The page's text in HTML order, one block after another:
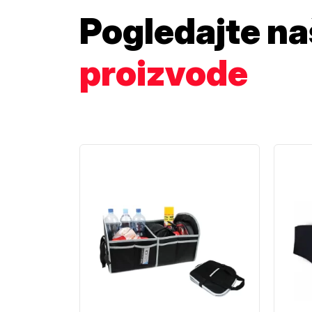
Pogledajte
proizvode